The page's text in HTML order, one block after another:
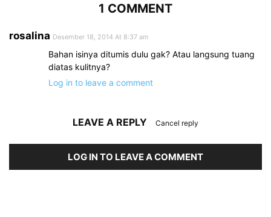
1 COMMENT
rosalina Desember 18, 2014 At 8:37 am
Bahan isinya ditumis dulu gak? Atau langsung tuang
diatas kulitnya?
Log in to leave a comment
LEAVE A REPLY Cancel reply
LOG IN TO LEAVE A COMMENT